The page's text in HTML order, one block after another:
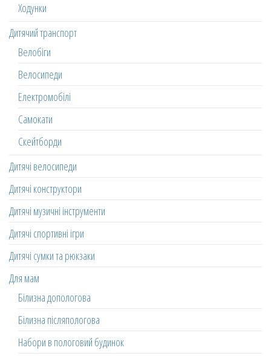
Ходунки
Дитячий транспорт
Велобіги
Велосипеди
Електромобілі
Самокати
Скейтборди
Дитячі велосипеди
Дитячі конструктори
Дитячі музичні інструменти
Дитячі спортивні ігри
Дитячі сумки та рюкзаки
Для мам
Білизна допологова
Білизна післяпологова
Набори в пологовий будинок